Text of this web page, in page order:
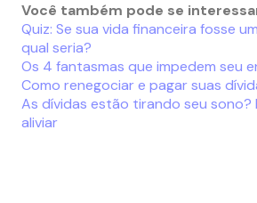
Você também pode se
Quiz: Se sua vida financeira fosse
qual seria?
Os 4 fantasmas que impedem seu
Como renegociar e pagar suas
As dívidas estão tirando seu sono?
aliviar